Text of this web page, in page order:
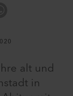
alt und
in